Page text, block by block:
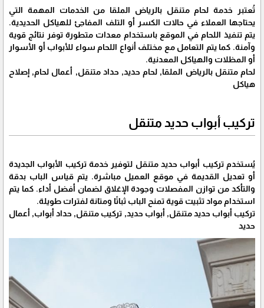
تُعتبر خدمة لحام متنقل بالرياض الملقا من الخدمات المهمة التي
يحتاجها العملاء في حالات الكسر أو التلف المفاجئ للهياكل الحديدية.
يتم تنفيذ اللحام في الموقع باستخدام معدات متطورة توفر نتائج قوية
وآمنة. كما يتم التعامل مع مختلف أنواع اللحام سواء للأبواب أو الأسوار
أو المظلات والهياكل المعدنية.
لحام متنقل بالرياض الملقا, لحام حديد, حداد متنقل, أعمال لحام, إصلاح
هياكل
تركيب أبواب حديد متنقل
يُستخدم تركيب أبواب حديد متنقل لتوفير خدمة تركيب الأبواب الجديدة
أو تعديل القديمة في موقع العميل مباشرة. يتم قياس الباب بدقة
والتأكد من توازن المفصلات وجودة الإغلاق لضمان أفضل أداء. كما يتم
استخدام مواد تثبيت قوية تمنح الباب ثباتًا ومتانة لفترات طويلة.
تركيب أبواب حديد متنقل, أبواب حديد, تركيب متنقل, حداد أبواب, أعمال
حديد